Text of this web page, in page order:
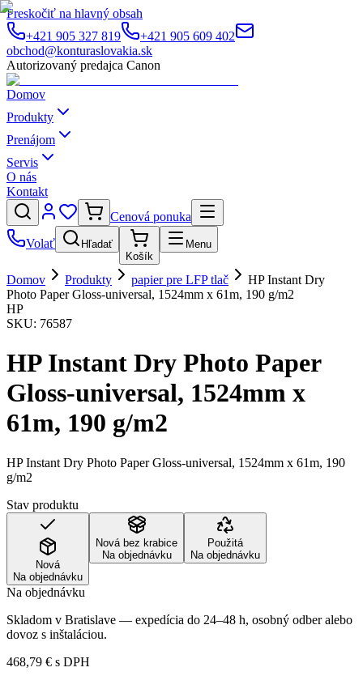
Preskočiť na hlavný obsah
+421 905 327 819
+421 905 609 402
obchod@konturaslovakia.sk
Autorizovaný predajca Canon
Domov
Produkty
Prenájom
Servis
O nás
Kontakt
Cenová ponuka
Volať
Hľadať
Košík
Menu
Domov Produkty papier pre LFP tlač
HP Instant Dry
Photo Paper Gloss-universal, 1524mm x 61m, 190 g/m2
HP
SKU: 76587
HP Instant Dry Photo Paper
Gloss-universal, 1524mm x
61m, 190 g/m2
HP Instant Dry Photo Paper Gloss-universal, 1524mm x 61m, 190
g/m2
Stav produktu
Nová
Na objednávku
Nová bez krabice
Na objednávku
Použitá
Na objednávku
Na objednávku
Skladom v Bratislave — expedícia do 24–48 h, osobný odber alebo
dovoz s inštaláciou.
468,79 € s DPH